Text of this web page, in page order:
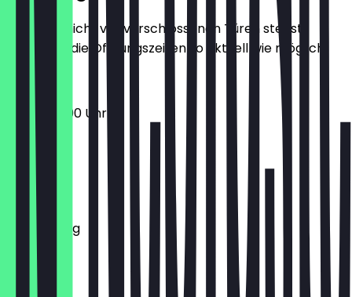
Damit du nicht vor verschlossenen Türen stehst,
halten wir die Öffnungszeiten so aktuell wie möglich.
17:00 - 22:00 Uhr
Montag
Mittwoch
Donnerstag
Freitag
Samstag
Sonntag